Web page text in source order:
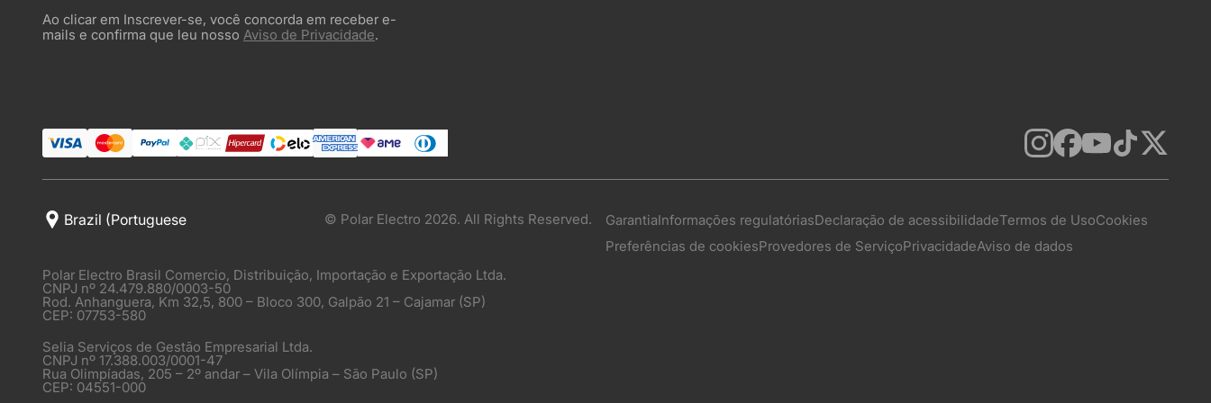
Ao clicar em Inscrever-se, você concorda em receber e-
mails e confirma que leu nosso Aviso de Privacidade.
© Polar Electro 2026. All Rights Reserved. GarantiaInformações regulatóriasDeclaração de acessibilidadeTermos de UsoCookies
Preferências de cookiesProvedores de ServiçoPrivacidadeAviso de dados
Polar Electro Brasil Comercio, Distribuição, Importação e Exportação Ltda.
CNPJ nº 24.479.880/0003-50
Rod. Anhanguera, Km 32,5, 800 – Bloco 300, Galpão 21 – Cajamar (SP)
CEP: 07753-580
Selia Serviços de Gestão Empresarial Ltda.
CNPJ nº 17.388.003/0001-47
Rua Olimpíadas, 205 – 2º andar – Vila Olímpia – São Paulo (SP)
CEP: 04551-000